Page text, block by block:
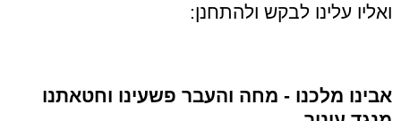
ואליו עלינו לבקש ולהתחנן:
אבינו מלכנו - מחה והעבר פשעינו וחטאתנו